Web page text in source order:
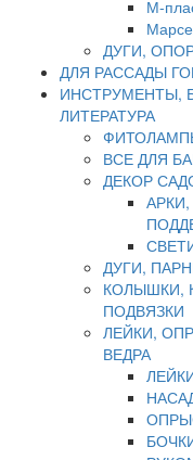
М-
ДУГИ,
ДЛЯ РАССАДЫ
ИНСТРУМЕНТЫ,
ЛИТЕРАТУРА
ВСЕ ДЛЯ
ДЕКОР
ДУГИ,
КОЛЫШКИ,
ПОДВЯЗКИ
ЛЕЙКИ,
ВЕДРА